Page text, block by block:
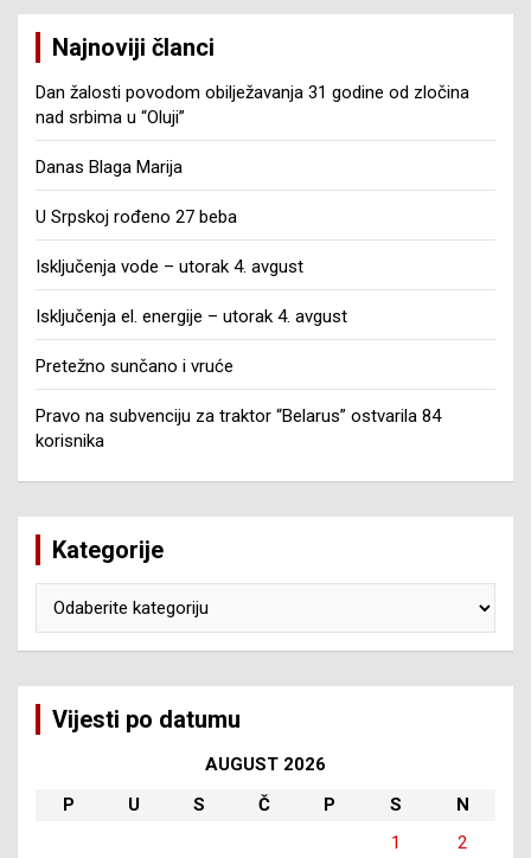
Najnoviji članci
Dan žalosti povodom obilježavanja 31 godine od zločina
nad srbima u “Oluji”
Danas Blaga Marija
U Srpskoj rođeno 27 beba
Isključenja vode – utorak 4. avgust
Isključenja el. energije – utorak 4. avgust
Pretežno sunčano i vruće
Pravo na subvenciju za traktor “Belarus” ostvarila 84
korisnika
Kategorije
Vijesti po datumu
AUGUST 2026
P
U S Č P S
N
1
2